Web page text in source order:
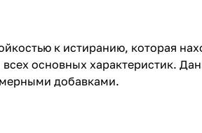
к истиранию, которая
основных характеристик.
добавками.